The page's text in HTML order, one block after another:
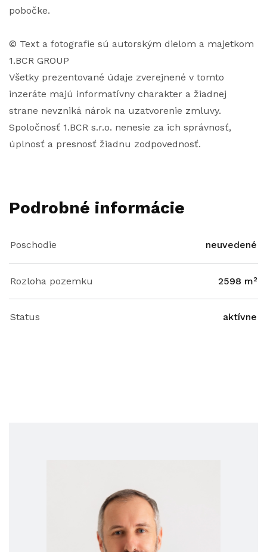
pobočke.
© Text a fotografie sú autorským dielom a majetkom
1.BCR GROUP
Všetky prezentované údaje zverejnené v tomto
inzeráte majú informatívny charakter a žiadnej
strane nevzniká nárok na uzatvorenie zmluvy.
Spoločnosť 1.BCR s.r.o. nenesie za ich správnosť,
úplnosť a presnosť žiadnu zodpovednosť.
Podrobné informácie
Poschodie neuvedené
Rozloha pozemku 2598 m²
Status aktívne